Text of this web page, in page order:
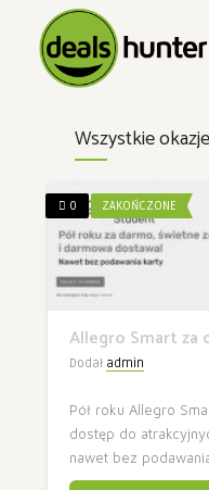
Wszystkie
0 ZAKOŃCZONE
Allegro Smart za
Dodał admin
Pół roku Allegro
dostęp do
nawet bez